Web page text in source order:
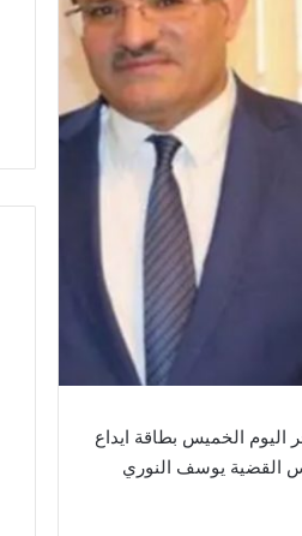
اليوم الخميس بطاقة ايداع
القضية يوسف النوري